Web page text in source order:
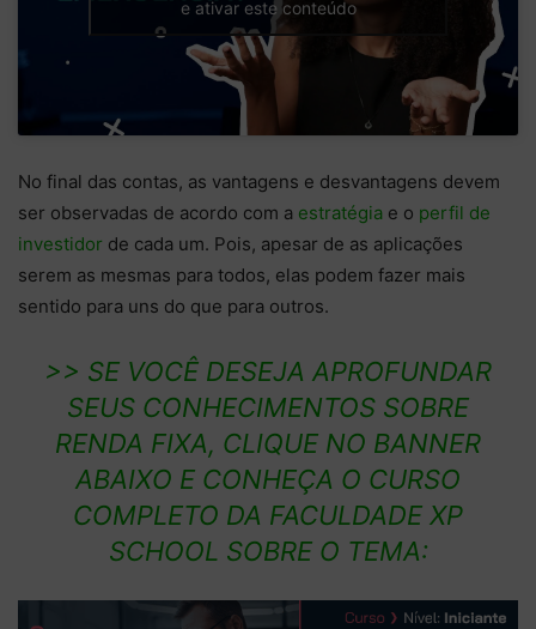
e ativar este conteúdo
No final das contas, as vantagens e desvantagens devem
ser observadas de acordo com a estratégia e o perfil de
investidor de cada um. Pois, apesar de as aplicações
serem as mesmas para todos, elas podem fazer mais
sentido para uns do que para outros.
>> SE VOCÊ DESEJA APROFUNDAR
SEUS CONHECIMENTOS SOBRE
RENDA FIXA, CLIQUE NO BANNER
ABAIXO E CONHEÇA O CURSO
COMPLETO DA FACULDADE XP
SCHOOL SOBRE O TEMA: